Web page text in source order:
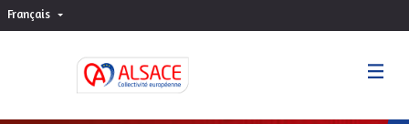
Français Choisir la langue